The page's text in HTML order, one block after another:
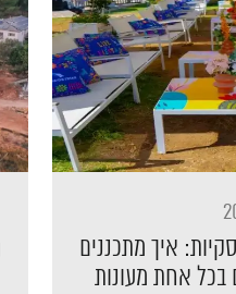
איך מתכננים
בכל אחת מעונות